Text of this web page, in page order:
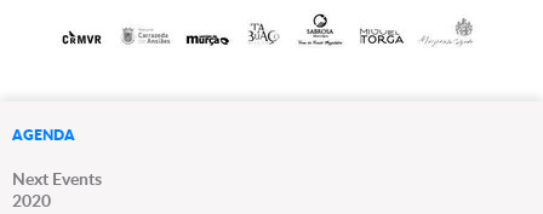
AGENDA
Next Events
2020